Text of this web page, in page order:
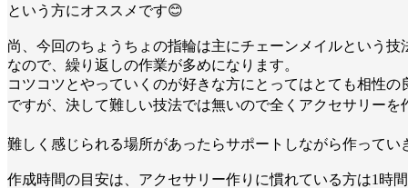
という方にオススメです😊
尚、今回のちょうちょの指輪は主にチェーンメイルという技
なので、繰り返しの作業が多めになります。
コツコツとやっていくのが好きな方にとってはとても相性
ですが、決して難しい技法では無いので全くアクセサリー
難しく感じられる場所があったらサポートしながら作ってい
作成時間の目安は、アクセサリー作りに慣れている方は1時